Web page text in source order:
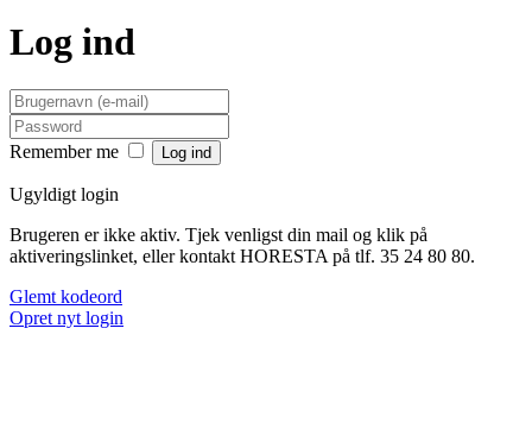
Log ind
Remember me
Ugyldigt login
Brugeren er ikke aktiv. Tjek venligst din mail og klik på
aktiveringslinket, eller kontakt HORESTA på tlf. 35 24 80 80.
Glemt kodeord
Opret nyt login